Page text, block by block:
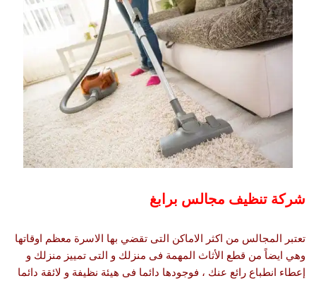
شركة تنظيف مجالس برابغ
تعتبر المجالس من اكثر الاماكن التى تقضي بها الاسرة معظم اوقاتها
وهي ايضاً من قطع الأثاث المهمة فى منزلك و التى تمييز منزلك و
إعطاء انطباع رائع عنك ، فوجودها دائما فى هيئة نظيفة و لائقة دائما